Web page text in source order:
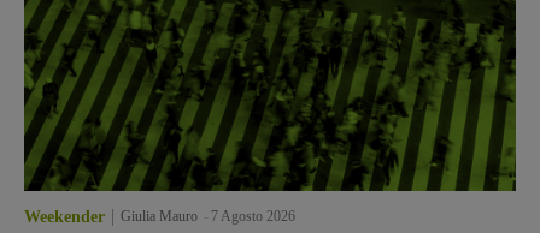
Weekender Giulia Mauro 7 Agosto 2026